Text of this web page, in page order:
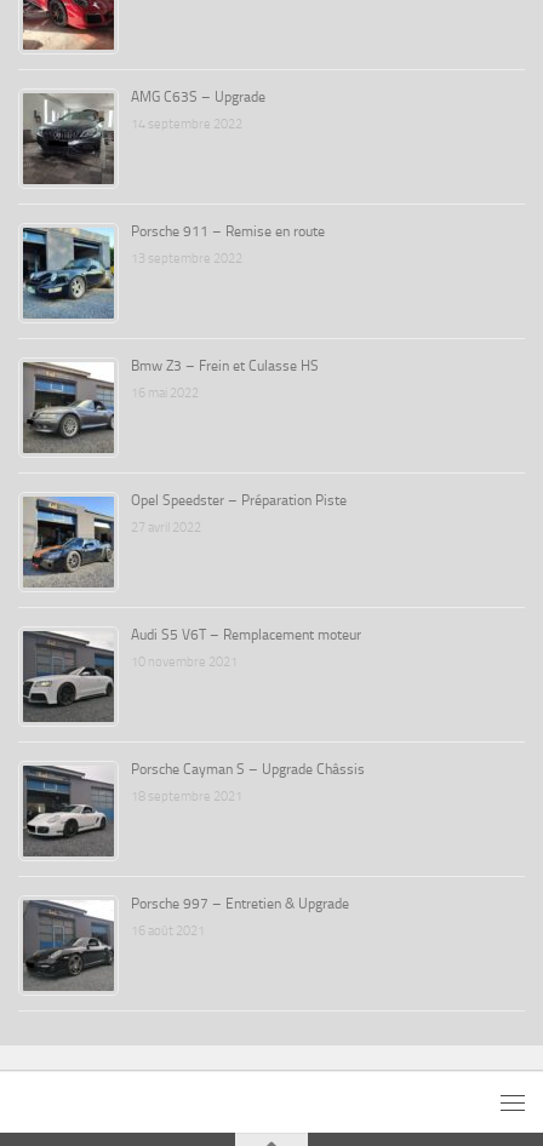
AMG C63S – Upgrade
14 septembre 2022
Porsche 911 – Remise en route
13 septembre 2022
Bmw Z3 – Frein et Culasse HS
16 mai 2022
Opel Speedster – Préparation Piste
27 avril 2022
Audi S5 V6T – Remplacement moteur
10 novembre 2021
Porsche Cayman S – Upgrade Châssis
18 septembre 2021
Porsche 997 – Entretien & Upgrade
16 août 2021